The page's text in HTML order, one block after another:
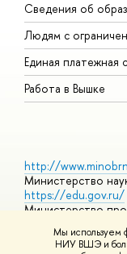
Мы используем
НИУ ВШЭ и
Сведения об
Людям с
Единая платежная
Работа в Вышке
http://
Министерство
https://edu.gov.ru/
Министерство
https://
Массовые